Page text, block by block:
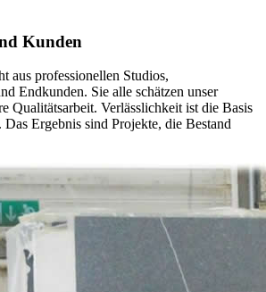
Kunden
aus professionellen Studios,
Endkunden. Sie alle schätzen unser
Qualitätsarbeit. Verlässlichkeit ist die Basis
Das Ergebnis sind Projekte, die Bestand